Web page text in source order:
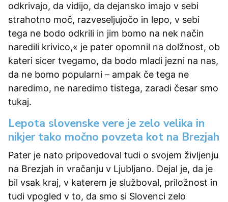
odkrivajo, da vidijo, da dejansko imajo v sebi
strahotno moč, razveseljujočo in lepo, v sebi
tega ne bodo odkrili in jim bomo na nek način
naredili krivico,« je pater opomnil na dolžnost, ob
kateri sicer tvegamo, da bodo mladi jezni na nas,
da ne bomo popularni – ampak če tega ne
naredimo, ne naredimo tistega, zaradi česar smo
tukaj.
Lepota slovenske vere je zelo velika in
nikjer tako močno povzeta kot na Brezjah
Pater je nato pripovedoval tudi o svojem življenju
na Brezjah in vračanju v Ljubljano. Dejal je, da je
bil vsak kraj, v katerem je služboval, priložnost in
tudi vpogled v to, da smo si Slovenci zelo